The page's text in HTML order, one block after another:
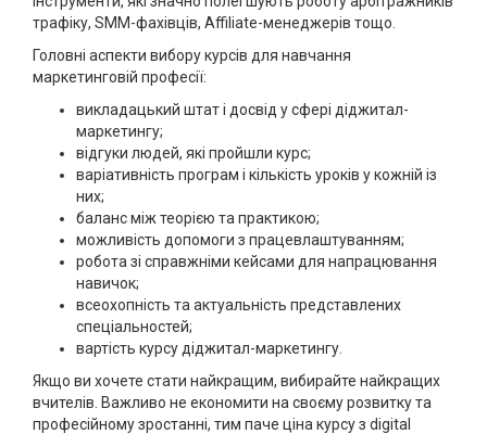
трафіку, SMM-фахівців, Affiliate-менеджерів тощо.
Головні аспекти вибору курсів для навчання
маркетинговій професії:
викладацький штат і досвід у сфері діджитал-
маркетингу;
відгуки людей, які пройшли курс;
варіативність програм і кількість уроків у кожній із
них;
баланс між теорією та практикою;
можливість допомоги з працевлаштуванням;
робота зі справжніми кейсами для напрацювання
навичок;
всеохопність та актуальність представлених
спеціальностей;
вартість курсу діджитал-маркетингу.
Якщо ви хочете стати найкращим, вибирайте найкращих
вчителів. Важливо не економити на своєму розвитку та
професійному зростанні, тим паче ціна курсу з digital